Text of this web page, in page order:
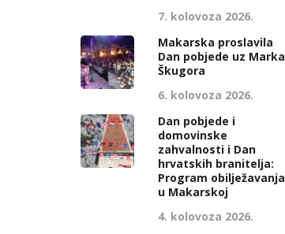
7. kolovoza 2026.
Makarska proslavila
Dan pobjede uz Marka
Škugora
6. kolovoza 2026.
Dan pobjede i
domovinske
zahvalnosti i Dan
hrvatskih branitelja:
Program obilježavanja
u Makarskoj
4. kolovoza 2026.